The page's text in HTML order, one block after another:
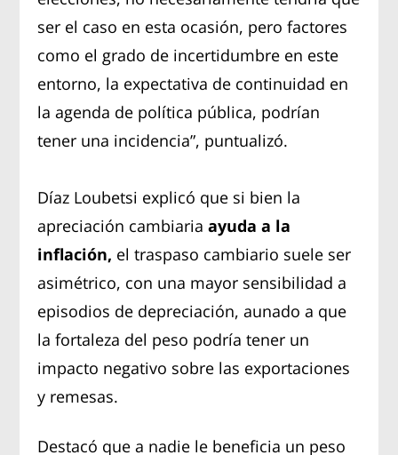
ser el caso en esta ocasión, pero factores
como el grado de incertidumbre en este
entorno, la expectativa de continuidad en
la agenda de política pública, podrían
tener una incidencia”, puntualizó.
Díaz Loubetsi explicó que si bien la
apreciación cambiariaayuda a la
inflación, el traspaso cambiario suele ser
asimétrico, con una mayor sensibilidad a
episodios de depreciación, aunado a que
la fortaleza del peso podría tener un
impacto negativo sobre las exportaciones
y remesas.
Destacó que a nadie le beneficia un peso